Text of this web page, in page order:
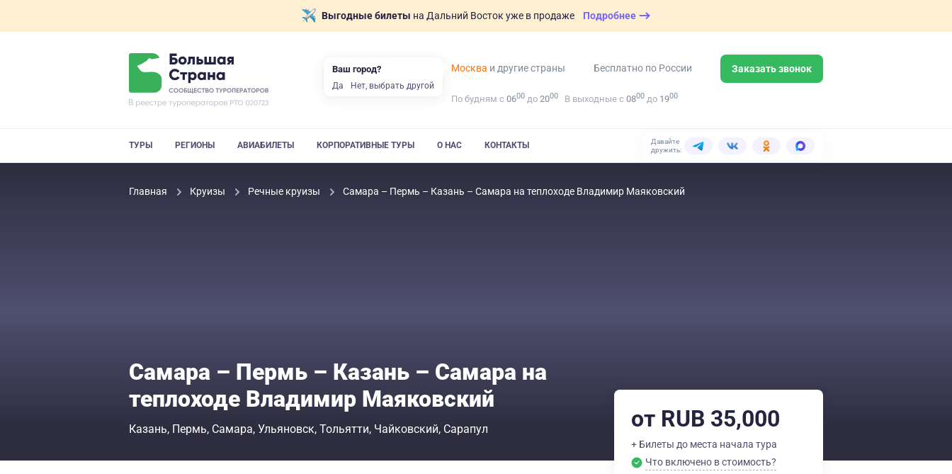
Выгодные билеты на Дальний Восток уже в продаже Подробнее
Москва и другие страны Бесплатно по России Заказать звонок
По будням с 0600 до 2000 В выходные с 0800 до 1900
ТУРЫ РЕГИОНЫ АВИАБИЛЕТЫ КОРПОРАТИВНЫЕ ТУРЫ О НАС КОНТАКТЫ
Давайте
дружить:
Главная Круизы Речные круизы Самара – Пермь – Казань – Самара на теплоходе Владимир Маяковский
Самара – Пермь – Казань – Самара на
теплоходе Владимир Маяковский
Казань Пермь Самара Ульяновск Тольятти Чайковский Сарапул от RUB 35,000
+ Билеты до места начала тура
Что включено в стоимость?
Ваш город?
Да Нет, выбрать другой